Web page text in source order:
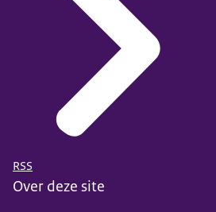
RSS
Over deze site